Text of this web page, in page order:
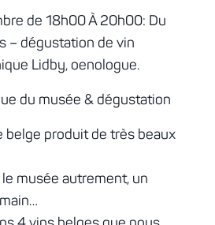
de 18h00 À 20h00: Du
– dégustation de vin
Lidby, oenologue.
du musée & dégustation
belge produit de très beaux
musée autrement, un